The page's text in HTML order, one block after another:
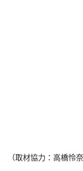
（取材協力：高橋怜